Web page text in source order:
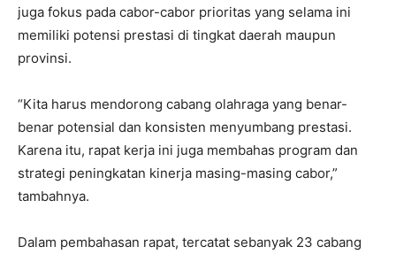
juga fokus pada cabor-cabor prioritas yang selama ini
memiliki potensi prestasi di tingkat daerah maupun
provinsi.
“Kita harus mendorong cabang olahraga yang benar-
benar potensial dan konsisten menyumbang prestasi.
Karena itu, rapat kerja ini juga membahas program dan
strategi peningkatan kinerja masing-masing cabor,”
tambahnya.
Dalam pembahasan rapat, tercatat sebanyak 23 cabang